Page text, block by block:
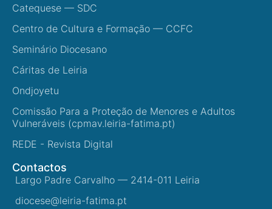
Catequese — SDC
Centro de Cultura e Formação — CCFC
Seminário Diocesano
Cáritas de Leiria
Ondjoyetu
Comissão Para a Proteção de Menores e Adultos
Vulneráveis (cpmav.leiria-fatima.pt)
REDE - Revista Digital
Contactos
Largo Padre Carvalho — 2414-011 Leiria
diocese@leiria-fatima.pt